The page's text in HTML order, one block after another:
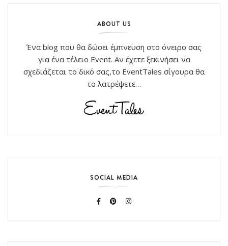
ABOUT US
Ένα blog που θα δώσει έμπνευση στο όνειρο σας
για ένα τέλειο Event. Αν έχετε ξεκινήσει να
σχεδιάζεται το δικό σας,το EventTales σίγουρα θα
το λατρέψετε…
SOCIAL MEDIA